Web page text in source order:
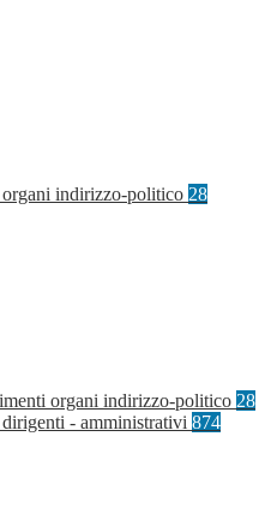
indirizzo-politico 28
organi indirizzo-politico 28
- amministrativi 874